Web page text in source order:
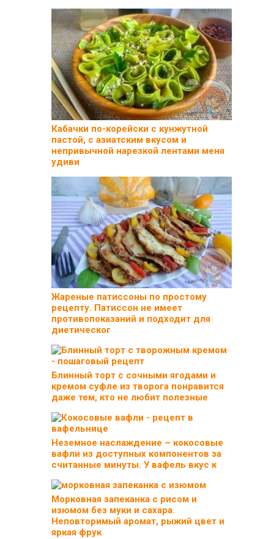
Кабачки по-корейски с кунжутной
пастой, с азиатским вкусом и
непривычной нарезкой лентами меня
удиви
Жареные патиссоны по простому
рецепту. Патиссон не имеет
противопоказаний и подходит для
диетическог
Блинный торт с сочными ягодами и
кремом суфле из творога понравится
даже тем, кто не любит полезные
Неземное наслаждение – кокосовые
вафли из доступных компонентов за
считанные минуты. У вафель вкус к
Морковная запеканка с рисом и
изюмом без муки и сахара.
Неповторимый аромат, рыжий цвет и
яркая фрук